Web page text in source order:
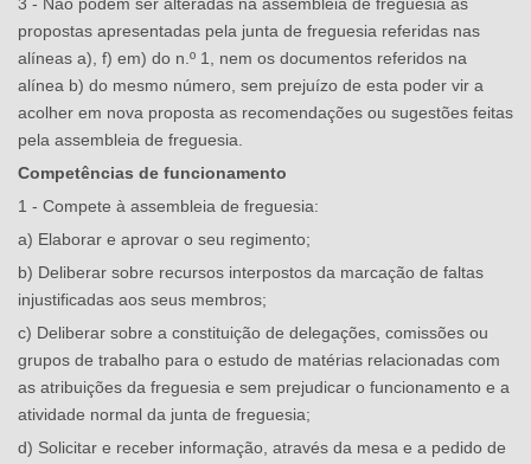
3 - Não podem ser alteradas na assembleia de freguesia as
propostas apresentadas pela junta de freguesia referidas nas
alíneas a), f) em) do n.º 1, nem os documentos referidos na
alínea b) do mesmo número, sem prejuízo de esta poder vir a
acolher em nova proposta as recomendações ou sugestões feitas
pela assembleia de freguesia.
Competências de funcionamento
1 - Compete à assembleia de freguesia:
a) Elaborar e aprovar o seu regimento;
b) Deliberar sobre recursos interpostos da marcação de faltas
injustificadas aos seus membros;
c) Deliberar sobre a constituição de delegações, comissões ou
grupos de trabalho para o estudo de matérias relacionadas com
as atribuições da freguesia e sem prejudicar o funcionamento e a
atividade normal da junta de freguesia;
d) Solicitar e receber informação, através da mesa e a pedido de